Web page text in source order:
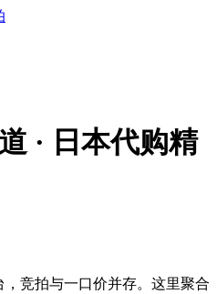
· 日本代购精
竞拍与一口价并存。这里聚合